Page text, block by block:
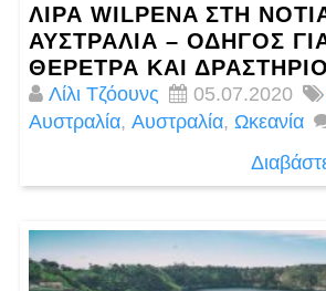
ΛΊΡΑ WILPENA ΣΤΗ
ΑΥΣΤΡΑΛΊΑ – ΟΔΗΓΌΣ
ΘΈΡΕΤΡΑ ΚΑΙ
Λίλι Τζόουνς 05.07.2020
Αυστραλία, Αυστραλία, Ωκεανία